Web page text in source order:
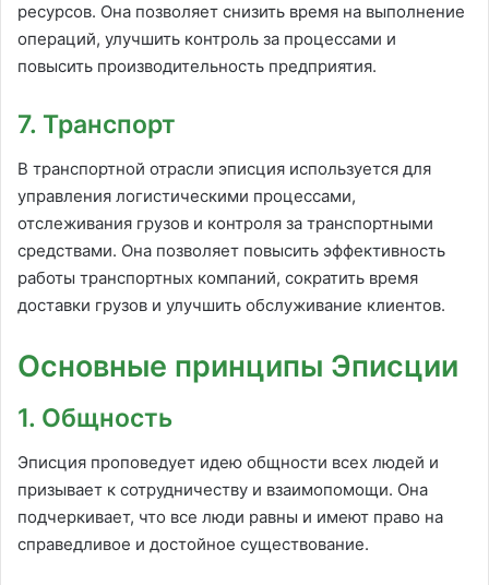
ресурсов. Она позволяет снизить время на выполнение
операций, улучшить контроль за процессами и
повысить производительность предприятия.
7. Транспорт
В транспортной отрасли эписция используется для
управления логистическими процессами,
отслеживания грузов и контроля за транспортными
средствами. Она позволяет повысить эффективность
работы транспортных компаний, сократить время
доставки грузов и улучшить обслуживание клиентов.
Основные принципы Эписции
1. Общность
Эписция проповедует идею общности всех людей и
призывает к сотрудничеству и взаимопомощи. Она
подчеркивает, что все люди равны и имеют право на
справедливое и достойное существование.